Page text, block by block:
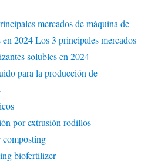
mercados de máquina de
2024 Los 3 principales mercados
solubles en 2024
para la producción de
por extrusión rodillos
composting
biofertilizer